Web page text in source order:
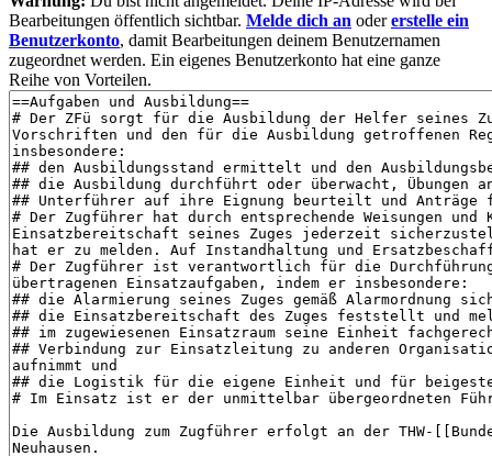
Bearbeitungen öffentlich sichtbar. Melde dich an odererstelle ein
Benutzerkonto, damit Bearbeitungen deinem Benutzernamen
zugeordnet werden. Ein eigenes Benutzerkonto hat eine ganze
Reihe von Vorteilen.